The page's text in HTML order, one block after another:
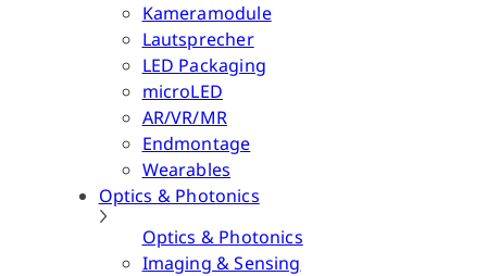
Kameramodule
Lautsprecher
LED Packaging
microLED
AR/VR/MR
Endmontage
Wearables
Optics & Photonics
Optics & Photonics
Imaging & Sensing